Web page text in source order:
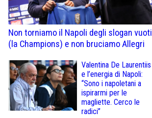
Non torniamo il Napoli degli slogan vuoti
(la Champions) e non bruciamo Allegri
Valentina De Laurentiis
e l’energia di Napoli:
“Sono i napoletani a
ispirarmi per le
magliette. Cerco le
radici”